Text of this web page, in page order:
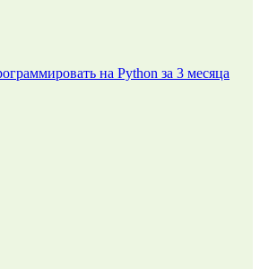
на Python за 3 месяца